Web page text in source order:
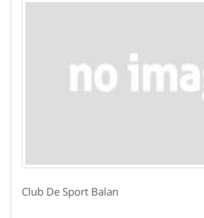
Club De Sport Balan